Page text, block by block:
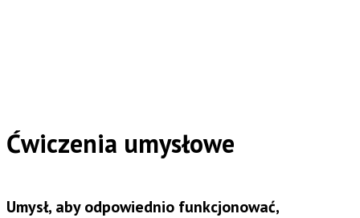
Ćwiczenia umysłowe
Umysł, aby odpowiednio funkcjonować,